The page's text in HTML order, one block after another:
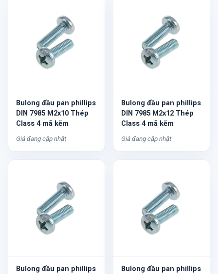
Bulong đầu pan phillips
DIN 7985 M2x10 Thép
Class 4 mã kẽm
Giá đang cập nhật
Bulong đầu pan phillips
DIN 7985 M2x12 Thép
Class 4 mã kẽm
Giá đang cập nhật
Bulong đầu pan phillips
Bulong đầu pan phillips